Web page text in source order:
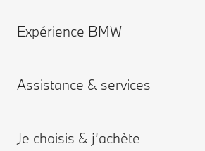
Aide & Contact
Assistance routière
Expérience BMW
Carrières chez BMW
Assistance & services
Je réserve un rendez-vous entretien
Je choisis & j’achète